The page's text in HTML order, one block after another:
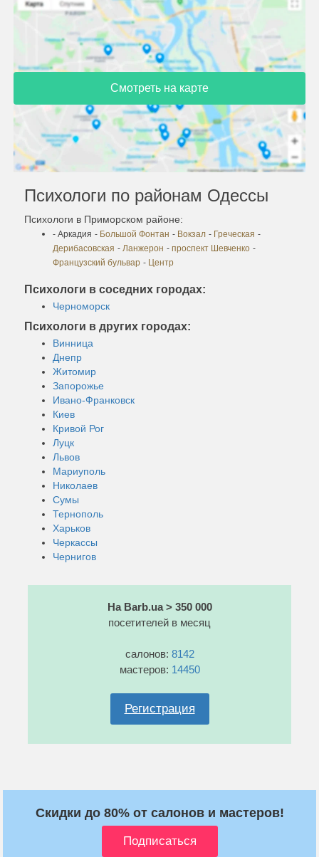
Смотреть на карте
Психологи по районам Одессы
Психологи в Приморском районе:
- Аркадия - Большой Фонтан - Вокзал - Греческая -
Дерибасовская - Ланжерон - проспект Шевченко -
Французский бульвар - Центр
Психологи в соседних городах:
Черноморск
Психологи в других городах:
Винница
Днепр
Житомир
Запорожье
Ивано-Франковск
Киев
Кривой Рог
Луцк
Львов
Мариуполь
Николаев
Сумы
Тернополь
Харьков
Черкассы
Чернигов
На Barb.ua > 350 000
посетителей в месяц
салонов: 8142
мастеров: 14450
Регистрация
Скидки до 80% от салонов и мастеров!